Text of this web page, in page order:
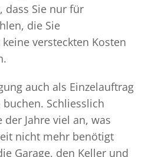
dass Sie nur für
die Sie
versteckten Kosten
auch als Einzelauftrag
Schliesslich
Jahre viel an, was
nicht mehr benötigt
Garage, den Keller und